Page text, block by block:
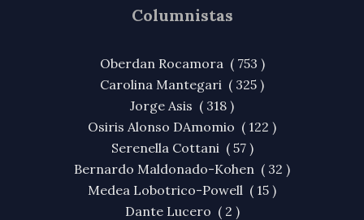
Columnistas
Oberdan Rocamora ( 753 )
Carolina Mantegari ( 325 )
Jorge Asis ( 318 )
Osiris Alonso DAmomio ( 122 )
Serenella Cottani ( 57 )
Bernardo Maldonado-Kohen ( 32 )
Medea Lobotrico-Powell ( 15 )
Dante Lucero ( 2 )